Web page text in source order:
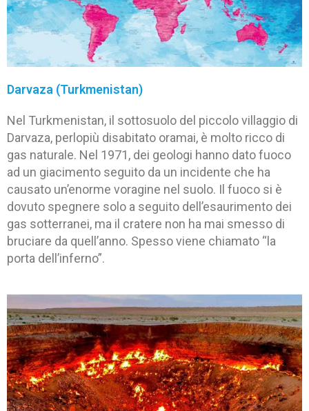
Darvaza (Turkmenistan)
Nel Turkmenistan, il sottosuolo del piccolo villaggio di
Darvaza, perlopiù disabitato oramai, è molto ricco di
gas naturale. Nel 1971, dei geologi hanno dato fuoco
ad un giacimento seguito da un incidente che ha
causato un’enorme voragine nel suolo. Il fuoco si è
dovuto spegnere solo a seguito dell’esaurimento dei
gas sotterranei, ma il cratere non ha mai smesso di
bruciare da quell’anno. Spesso viene chiamato “la
porta dell’inferno”.